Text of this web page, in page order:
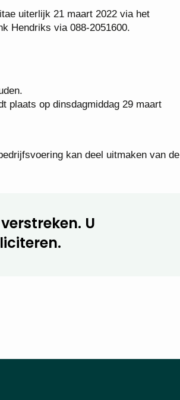
uiterlijk 21 maart 2022 via het
Hendriks via 088-2051600.
plaats op dinsdagmiddag 29 maart
kan deel uitmaken van de
U